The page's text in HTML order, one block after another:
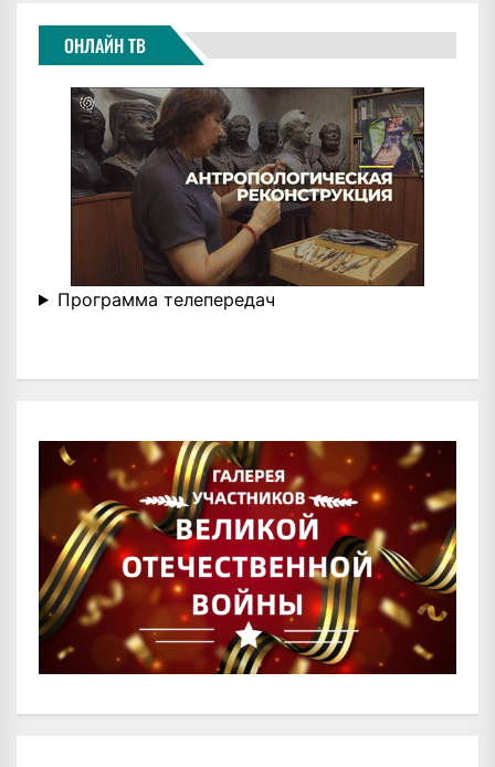
ОНЛАЙН ТВ
Программа телепередач